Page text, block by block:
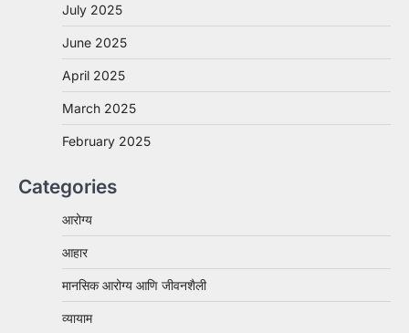
July 2025
June 2025
April 2025
March 2025
February 2025
Categories
आरोग्य
आहार
मानसिक आरोग्य आणि जीवनशैली
व्यायाम